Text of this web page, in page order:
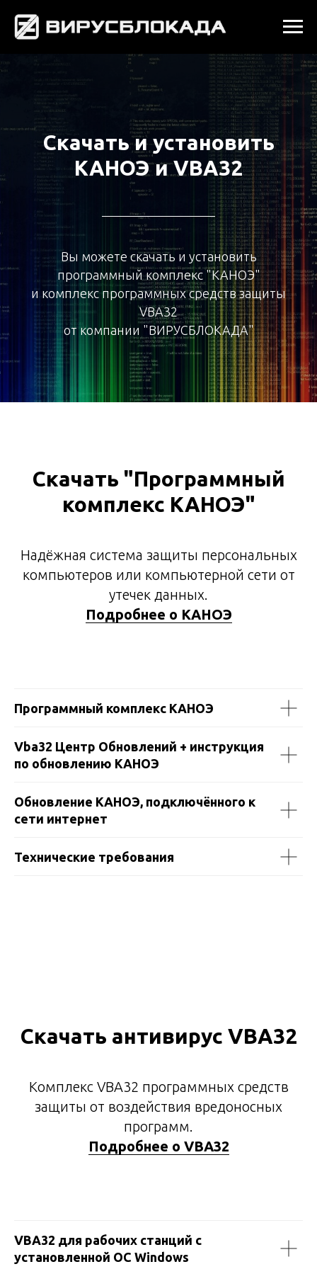
Скачать и установить
КАНОЭ и VBA32
Вы можете скачать и установить
программный комплекс "КАНОЭ"
и комплекс программных средств защиты
VBA32
от компании "ВИРУСБЛОКАДА"
Скачать "Программный
комплекс КАНОЭ"
Надёжная система защиты персональных
компьютеров или компьютерной сети от
утечек данных.
Подробнее о КАНОЭ
Программный комплекс КАНОЭ
Vba32 Центр Обновлений + инструкция
по обновлению КАНОЭ
Обновление КАНОЭ, подключённого к
сети интернет
Технические требования
Скачать антивирус VBA32
Комплекс VBA32 программных средств
защиты от воздействия вредоносных
программ.
Подробнее о VBA32
VBA32 для рабочих станций с
установленной ОС Windows